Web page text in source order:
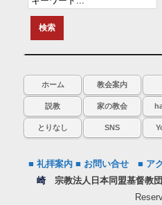
ホーム 教会案内
説教 家の教会
とりなし SNS
■ 礼拝案内 ■ お問い合せ ■ ア
崎
宗教法人日本同盟基督教